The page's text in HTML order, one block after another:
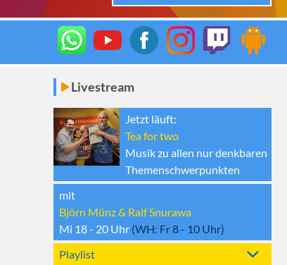
Livestream
Jetzt läuft:
Tea for two
Musik zu allen nur denkbaren
Themenschwerpunkten
mit
Björn Münz & Ralf Snurawa
Mi 18 - 20 Uhr (WH: Fr 8 - 10 Uhr)
Playlist